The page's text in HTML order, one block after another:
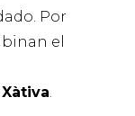
Por
el
.